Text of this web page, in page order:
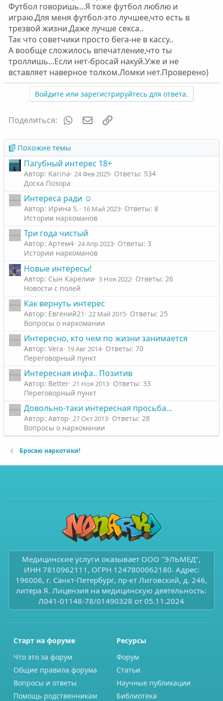
Футбол говоришь...Я тоже футбол люблю и
играю.Для меня футбол-это лучшее,что есть в
трезвой жизни.Даже лучше секса..
Так что советчики просто бега-не в кассу..
А вообще сложилось впечатление,что ты
троллишь...Если нет-бросай накуй.Уже и не
вставляет наверное толком.Ломки нет.Проверено)
Войдите или зарегистрируйтесь для ответа.
Поделиться: WhatsAppЭлектронная почта
Похожие темы
Пагубный интерес 18+
Автор: Karinа 24 Фев 2025 Ответы: 534
Доска Позора
Интереса ради ☺
Автор: Ирина S. 16 Май 2023 Ответы: 8
Истории наркоманов
Три года чистый
Автор: Артем4 24 Апр 2023 Ответы: 3
Истории наркоманов
Новые интересы!
Автор: Сын Карелии 3 Ноя 2022 Ответы: 26
Новости с полей
Как вернуть интерес
Автор: Евгений21 22 Май 2015 Ответы: 25
Вопросы о наркомании
Интересно, кто чем по жизни занимается
Автор: Vera 19 Авг 2014 Ответы: 70
Переговорный пункт
Интересная инфа.. Позитив
Автор: Better 21 Ноя 2013 Ответы: 33
Переговорный пункт
Довольно-таки интересная просьба...
Автор: Автор 27 Окт 2013 Ответы: 28
Вопросы о наркомании
Бросаю наркотики!
Медицинские услуги оказывает ООО "ЭЛЬМЕД",
ИНН 7810962111, ОГРН 1247800062180. Адрес:
196006, г. Санкт-Петербург, пр-кт Лиговский, д. 246,
литера Я. Лицензия на медицинскую деятельность:
Л041-01148-78/01490328 от 05.11.2024
Старт на форуме
Что это за форум
Общие правила форума
Вопросы и ответы
Помощь родственникам
Ресурсы
Форум
Статьи
Научные публикации
Библиотека